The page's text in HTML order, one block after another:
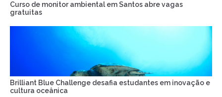
Curso de monitor ambiental em Santos abre vagas
gratuitas
Brilliant Blue Challenge desafia estudantes em inovação e
cultura oceânica